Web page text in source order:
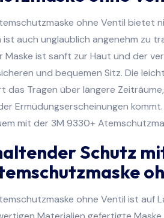
ohne Ventil bietet
auch unglaublich angenehm zu
Maske ist sanft zur Haut und der
und bequemen Sitz. Die
das Tragen über längere
Ermüdungserscheinungen
mit der 3M 9330+
Schutz
ohne Ventil ist auf